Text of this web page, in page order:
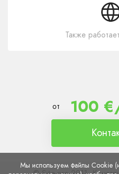
Также
от 100
Мы используем файлы Cookie